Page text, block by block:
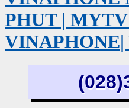
PHUT |
VINAPHONE|